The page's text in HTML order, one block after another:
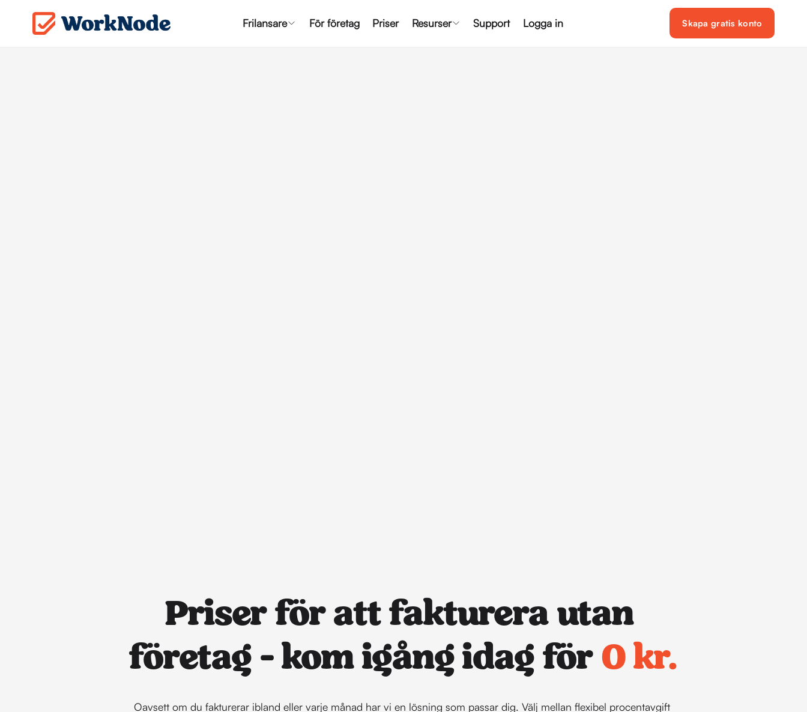
Frilansare För företag Priser Resurser Support Logga in Skapa gratis konto
Priser för att fakturera utan
företag - kom igång idag för 0 kr.
Oavsett om du fakturerar ibland eller varje månad har vi en lösning som passar dig. Välj mellan flexibel procentavgift